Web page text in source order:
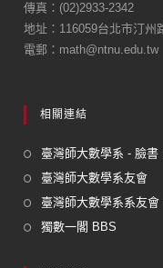
傳真：(02)2933-2342
地址：116059台北市汀州
電郵：math@ntnu.edu.tw
相關連結
臺灣師大數學系 - 臉書
臺灣師大數學系友會
臺灣師大數學系系友
獨數一閣 BBS